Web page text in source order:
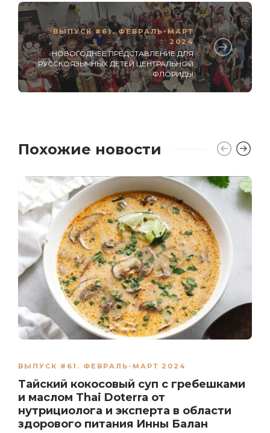
ВЫПУСК #61. ФЕВРАЛЬ-МАРТ
2024
НОВОГОДНЕЕ ПРЕДСТАВЛЕНИЕ ДЛЯ
РУССКОЯЗЫЧНЫХ ДЕТЕЙ ЦЕНТРАЛЬНОЙ
ФЛОРИДЫ
Похожие новости
ВЫПУСК #61. ФЕВРАЛЬ-МАРТ 2024
Тайский кокосовый суп с гребешками
и маслом Thai Doterra от
нутрициолога и эксперта в области
здорового питания Инны Балан